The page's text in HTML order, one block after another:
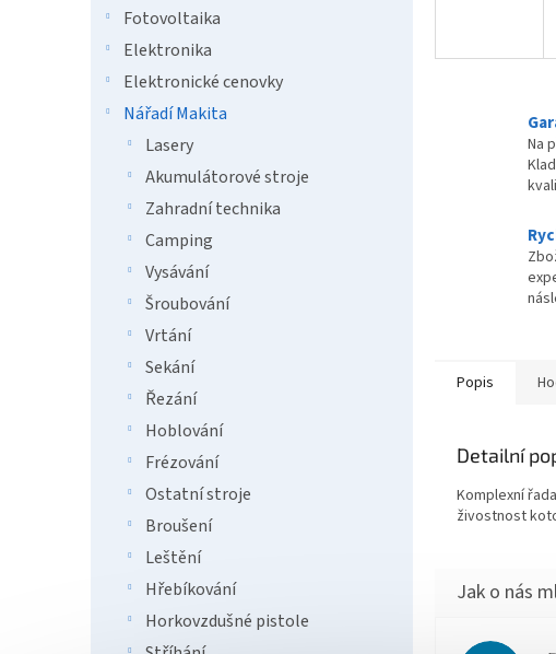
Fotovoltaika
Elektronika
Elektronické cenovky
Nářadí Makita
Lasery
Akumulátorové stroje
Zahradní technika
Camping
Vysávání
Šroubování
Vrtání
Sekání
Řezání
Hoblování
Frézování
Ostatní stroje
Broušení
Leštění
Hřebíkování
Horkovzdušné pistole
Na
Popis
Detailní
Komplexní
živostnost